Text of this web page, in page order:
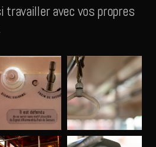
travailler avec vos propres